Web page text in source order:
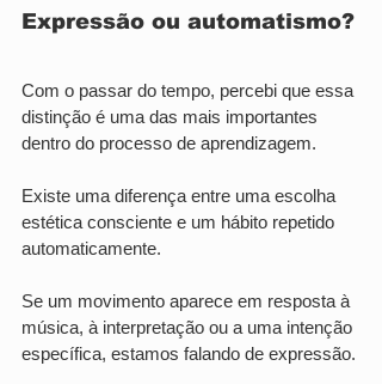
Expressão ou automatismo?
Com o passar do tempo, percebi que essa
distinção é uma das mais importantes
dentro do processo de aprendizagem.
Existe uma diferença entre uma escolha
estética consciente e um hábito repetido
automaticamente.
Se um movimento aparece em resposta à
música, à interpretação ou a uma intenção
específica, estamos falando de expressão.